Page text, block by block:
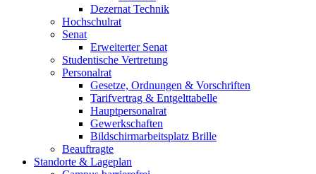
Dezernat Technik
Hochschulrat
Senat
Erweiterter Senat
Studentische Vertretung
Personalrat
Gesetze, Ordnungen & Vorschriften
Tarifvertrag & Entgelttabelle
Hauptpersonalrat
Gewerkschaften
Bildschirmarbeitsplatz Brille
Beauftragte
Standorte & Lageplan